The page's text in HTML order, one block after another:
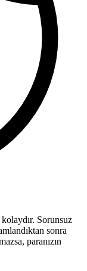
Sorunsuz
sonra
paranızın